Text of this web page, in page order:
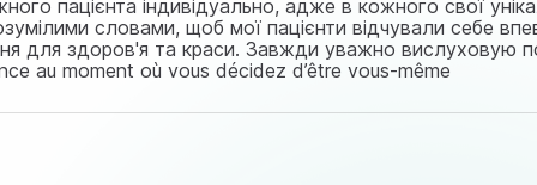
Viber
СБ
09:00-15:00
пацієнта індивідуально, адже в кожного свої
словами, щоб мої пацієнти відчували себе
для здоров'я та краси. Завжди уважно вислуховую
au moment où vous décidez d’être vous-même